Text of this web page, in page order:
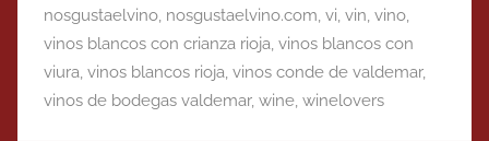
nosgustaelvino, nosgustaelvino.com, vi, vin, vino,
vinos blancos con crianza rioja, vinos blancos con
viura, vinos blancos rioja, vinos conde de valdemar,
vinos de bodegas valdemar, wine, winelovers